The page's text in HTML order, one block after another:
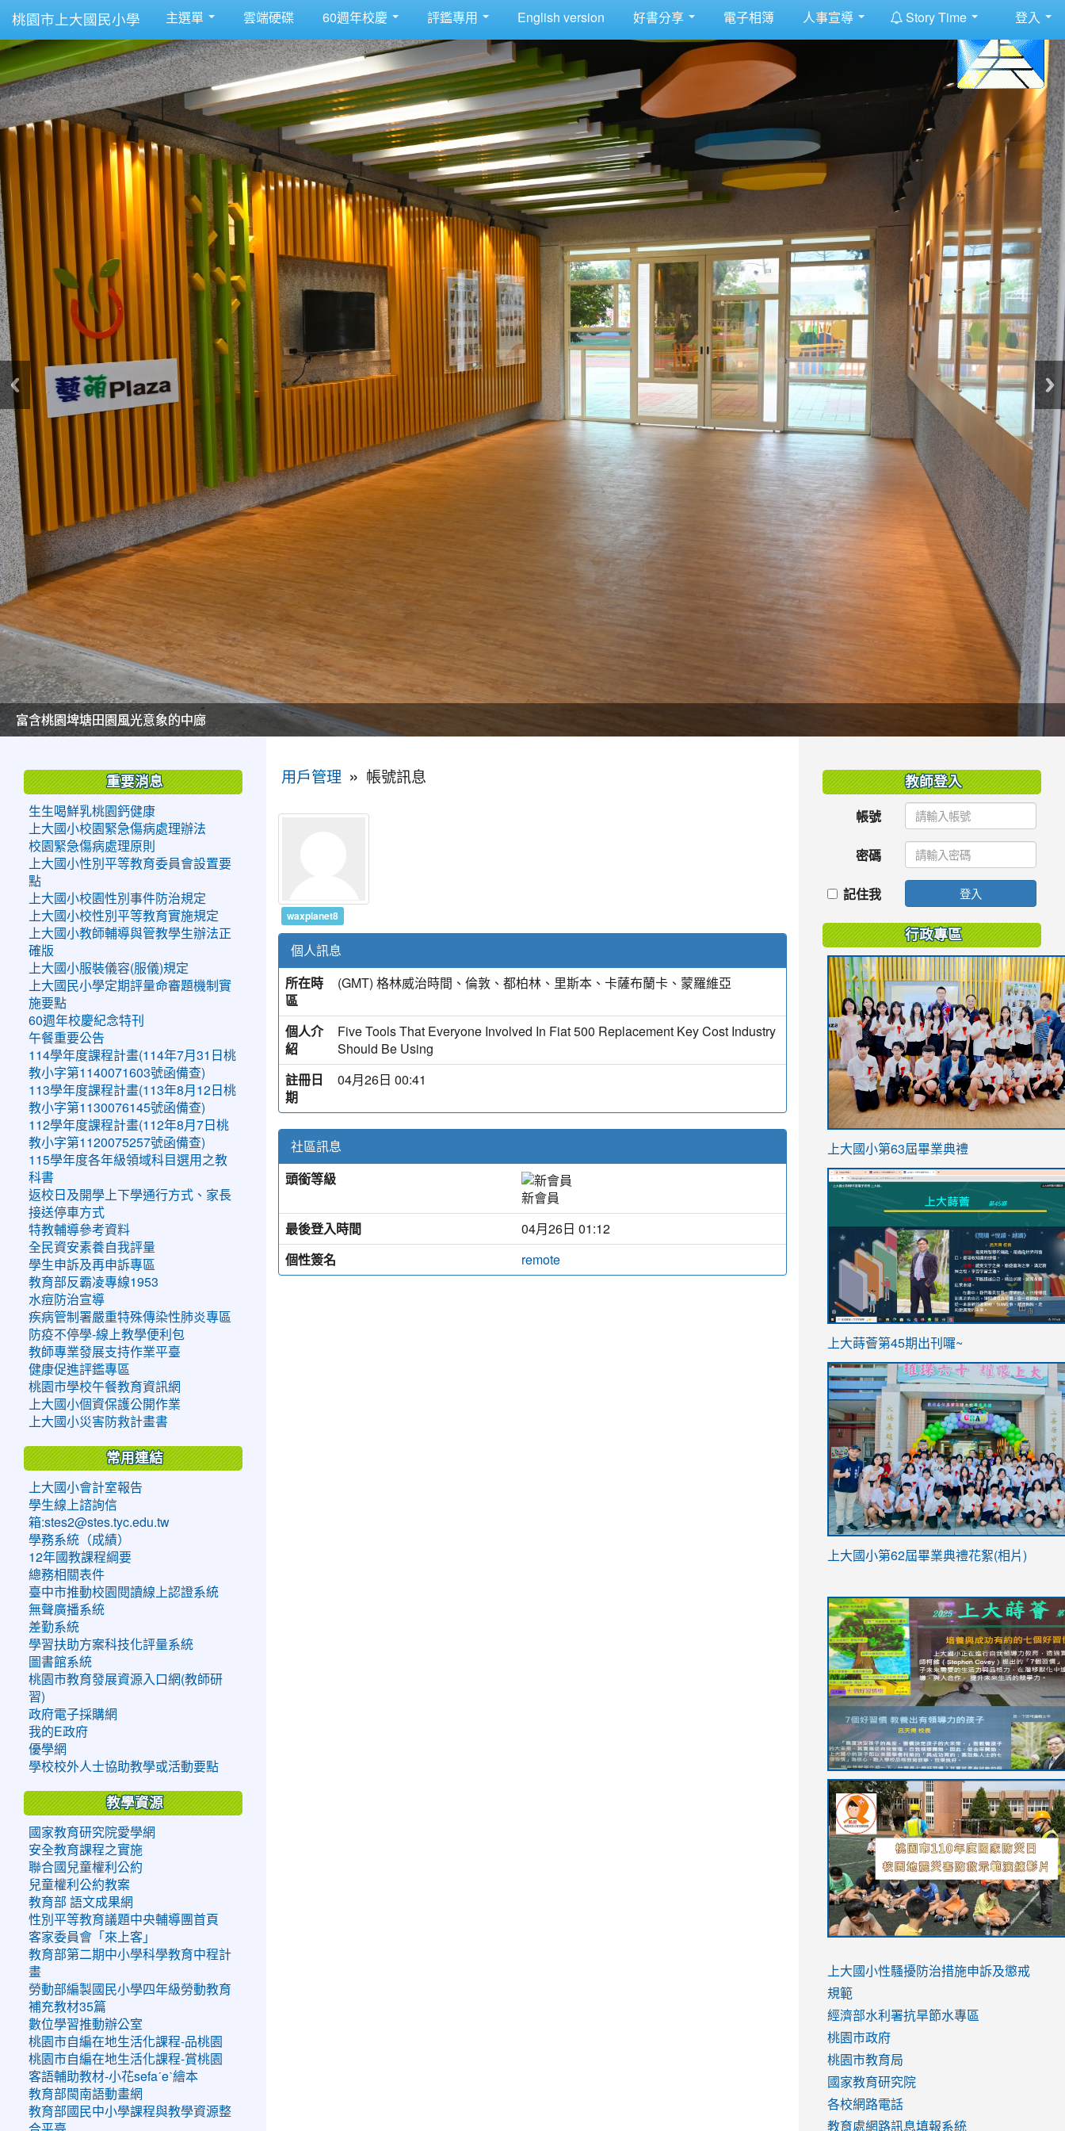
桃園市上大國民小學 主選單 雲端硬碟 60週年校慶 評鑑專用 English version 好書分享 電子相簿 人事宣導 Story Time 登入
美麗的操場是我們活力的來源
美麗的操場是我們活力的來源
煥然一新的小司令台
煥然一新的小司令台
富含桃園埤塘田園風光意象的中廊
富含桃園埤塘田園風光意象的中廊
嶄新的中庭廣場
嶄新的中庭廣場
水生池生生不息
水生池生生不息
用戶管理 » 帳號訊息
waxplanet8
個人訊息
所在時
區
(GMT) 格林威治時間、倫敦、都柏林、里斯本、卡薩布蘭卡、蒙羅維亞
個人介
紹
Five Tools That Everyone Involved In Fiat 500 Replacement Key Cost Industry
Should Be Using
註冊日
期
04月26日 00:41
社區訊息
頭銜等級
新會員
最後登入時間
04月26日 01:12
個性簽名
remote
重要消息
生生喝鮮乳桃園鈣健康
上大國小校園緊急傷病處理辦法
校園緊急傷病處理原則
上大國小性別平等教育委員會設置要
點
上大國小校園性別事件防治規定
上大國小校性別平等教育實施規定
上大國小教師輔導與管教學生辦法正
確版
上大國小服裝儀容(服儀)規定
上大國民小學定期評量命審題機制實
施要點
60週年校慶紀念特刊
午餐重要公告
114學年度課程計畫(114年7月31日桃
教小字第1140071603號函備查)
113學年度課程計畫(113年8月12日桃
教小字第1130076145號函備查)
112學年度課程計畫(112年8月7日桃
教小字第1120075257號函備查)
115學年度各年級領域科目選用之教
科書
返校日及開學上下學通行方式、家長
接送停車方式
特教輔導參考資料
全民資安素養自我評量
學生申訴及再申訴專區
教育部反霸凌專線1953
水痘防治宣導
疾病管制署嚴重特殊傳染性肺炎專區
防疫不停學-線上教學便利包
教師專業發展支持作業平臺
健康促進評鑑專區
桃園市學校午餐教育資訊網
上大國小個資保護公開作業
上大國小災害防救計畫書
常用連結
上大國小會計室報告
學生線上諮詢信
箱:stes2@stes.tyc.edu.tw
學務系統（成績）
12年國教課程綱要
總務相關表件
臺中市推動校園閱讀線上認證系統
無聲廣播系統
差勤系統
學習扶助方案科技化評量系統
圖書館系統
桃園市教育發展資源入口網(教師研
習)
政府電子採購網
我的E政府
優學網
學校校外人士協助教學或活動要點
教學資源
國家教育研究院愛學網
安全教育課程之實施
聯合國兒童權利公約
兒童權利公約教案
教育部 語文成果網
性別平等教育議題中央輔導團首頁
客家委員會「來上客」
教育部第二期中小學科學教育中程計
畫
勞動部編製國民小學四年級勞動教育
補充教材35篇
數位學習推動辦公室
桃園市自編在地生活化課程-品桃園
桃園市自編在地生活化課程-賞桃園
客語輔助教材-小花sefaˊeˋ繪本
教育部閩南語動畫網
教育部國民中小學課程與教學資源整
教師登入
帳號
密碼
記住我 登入
行政專區
link
https://sites.google.com/stes.tyc.edu.tw/
上大國小第63屆畢業典禮
link
ink
https://sites.google.com/stes.tyc.edu.tw/
link
https://sites.google.com/stes.tyc.edu.tw/
上大蒔薈第45期出刊囉~
link
YfDQppRvyMk686kIw6SBbssEIZ6WnT/
usp=sharing
上大國小第62屆畢業典禮花絮(相片)
to
https://drive.google.com/file/d/1I-
YfDQppRvyMk686kIw6SBbssEIZ6WnT/
usp=sharing
to
https://sites.google.com/stes.tyc.edu.tw/
link
to
https://sites.google.com/stes.tyc.edu.tw/
link
to
https://drive.google.com/file/d/
usp=sharing
link
to
https://youtu.be/jJOMVWY3-
8M
link
to
https://drive.google.com/file/d/
usp=sharing
to
https://www.youtube.com/watch?
v=hC_gdZndU9s
to
https://www.youtube.com/watch?
v=hC_gdZndU9s
link
to
https://www.youtube.com/watch?
v=mfpNykQ0g4M
上大國小性騷擾防治措施申訴及懲戒
規範
經濟部水利署抗旱節水專區
桃園市政府
桃園市教育局
國家教育研究院
各校網路電話
教育處網路訊息填報系統